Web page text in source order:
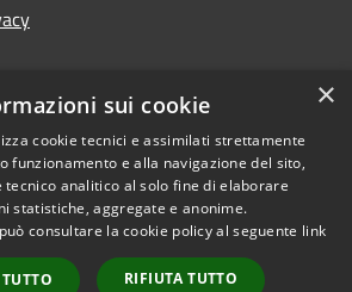
accessibilità
Copyright © 2026 • Comune di
Bompietro • Powered by
Municipium•
Accesso
×
sui cookie
cookie tecnici e assimilati strettamente
funzionamento e alla navigazione del sito,
tecnico analitico al solo fine di elaborare
statistiche, aggregate e anonime.
consultare la cookie policy al seguente link
RIFIUTA TUTTO